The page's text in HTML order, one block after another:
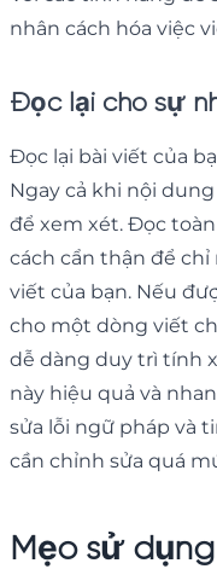
nhân cách hóa việc
Đọc lại cho sự
Đọc lại bài viết của
Ngay cả khi nội
để xem xét. Đọc
cách cẩn thận để chỉ
viết của bạn. Nếu
cho một dòng viết
dễ dàng duy trì tính
này hiệu quả và
sửa lỗi ngữ pháp và
cần chỉnh sửa quá
Mẹo sử